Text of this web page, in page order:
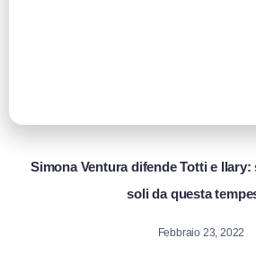
Simona Ventura difende Totti e
soli da questa
Febbraio 23, 2022